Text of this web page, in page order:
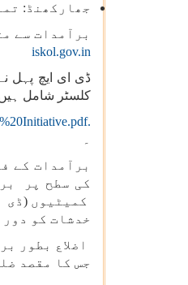
جھارکھنڈ:
برآمدات سے
iskol.gov.in
ڈی ای ایچ پہل
کلسٹر شامل
۔
برآمدات کے
کی سطح پر
کمیٹیوں (ڈی
خدشات کو
اضلاع بطور
جس کا مقصد